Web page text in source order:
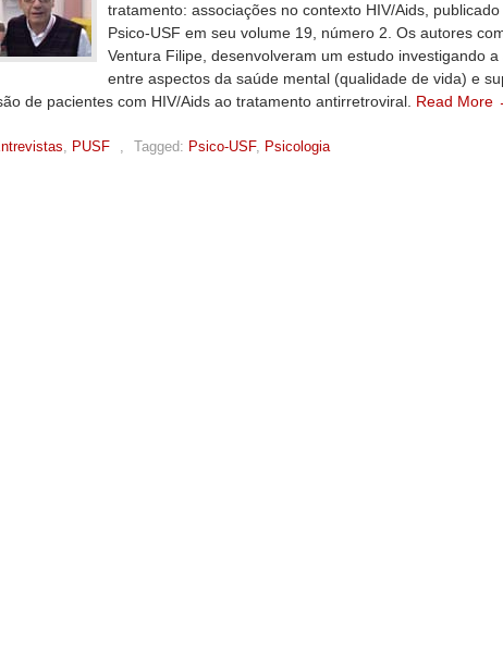
tratamento: associações no contexto HIV/Aids,
Psico-USF em seu volume 19, número 2. Os autores
Ventura Filipe, desenvolveram um estudo investigando a
entre aspectos da saúde mental (qualidade de vida) e
de pacientes com HIV/Aids ao tratamento antirretroviral. Read More
, PUSF , Tagged: Psico-USF, Psicologia